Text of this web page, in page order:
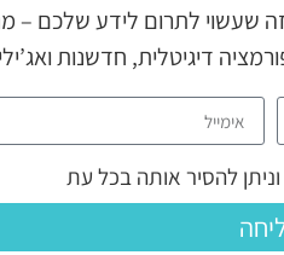
להסיר אותה בכל עת